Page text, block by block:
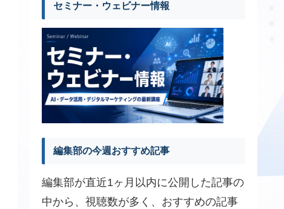
セミナー・ウェビナー情報
編集部の今週おすすめ記事
編集部が直近1ヶ月以内に公開した記事の
中から、視聴数が多く、おすすめの記事